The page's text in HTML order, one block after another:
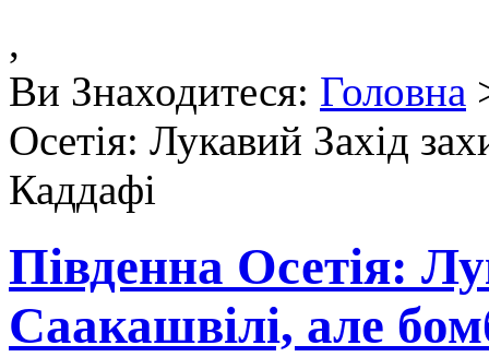
,
Ви Знаходитеся: Головна
Осетія: Лукавий Захід
Каддафі
Південна Осетія:
Саакашвілі, але